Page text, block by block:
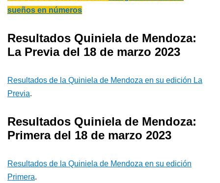
sueños en números
Resultados Quiniela de Mendoza:
La Previa del 18 de marzo 2023
Resultados de la Quiniela de Mendoza en su edición La
Previa.
Resultados Quiniela de Mendoza:
Primera del 18 de marzo 2023
Resultados de la Quiniela de Mendoza en su edición
Primera.